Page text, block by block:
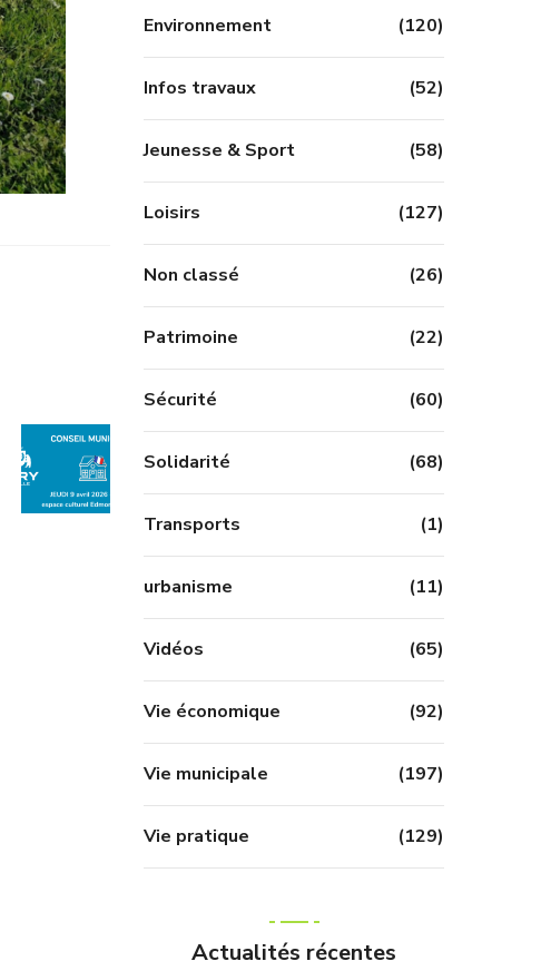
Environnement (120)
Infos travaux (52)
Jeunesse & Sport (58)
Loisirs (127)
Non classé (26)
Patrimoine (22)
Sécurité (60)
Solidarité (68)
Transports (1)
urbanisme (11)
Vidéos (65)
Vie économique (92)
Vie municipale (197)
Vie pratique (129)
Actualités récentes